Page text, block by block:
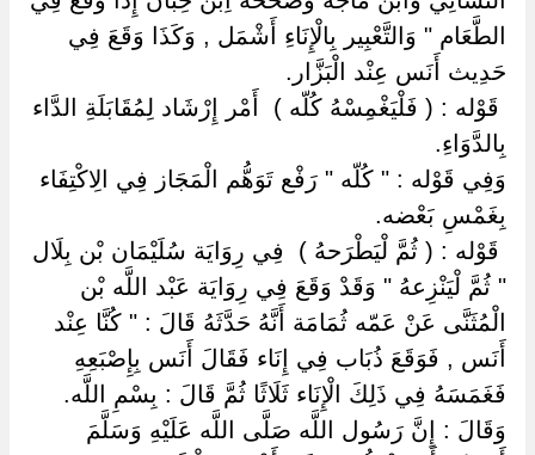
الطَّعَام " وَالتَّعْبِير بِالْإِنَاءِ أَشْمَل , وَكَذَا وَقَعَ فِي
حَدِيث أَنَس عِنْد الْبَزَّار.
‏ ‏قَوْله : ( فَلْيَغْمِسْهُ كُلّه ) ‏ ‏أَمْر إِرْشَاد لِمُقَابَلَةِ الدَّاء
بِالدَّوَاءِ.
وَفِي قَوْله : " كُلّه " رَفْع تَوَهُّم الْمَجَاز فِي الِاكْتِفَاء
بِغَمْسِ بَعْضه.
‏ ‏قَوْله : ( ثُمَّ لْيَطْرَحهُ ) ‏ ‏فِي رِوَايَة سُلَيْمَان بْن بِلَال
" ثُمَّ لْيَنْزِعهُ " وَقَدْ وَقَعَ فِي رِوَايَة عَبْد اللَّه بْن
الْمُثَنَّى عَنْ عَمّه ثُمَامَة أَنَّهُ حَدَّثَهُ قَالَ : " كُنَّا عِنْد
أَنَس , فَوَقَعَ ذُبَاب فِي إِنَاء فَقَالَ أَنَس بِإِصْبَعِهِ
فَغَمَسَهُ فِي ذَلِكَ الْإِنَاء ثَلَاثًا ثُمَّ قَالَ : بِسْمِ اللَّه.
وَقَالَ : إِنَّ رَسُول اللَّه صَلَّى اللَّه عَلَيْهِ وَسَلَّمَ